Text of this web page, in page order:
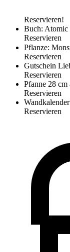
Reservieren!
Buch: Atomic
Reservieren
Pflanze:
Reservieren
Gutschein
Reservieren
Pfanne 28 cm
Reservieren
Reservieren